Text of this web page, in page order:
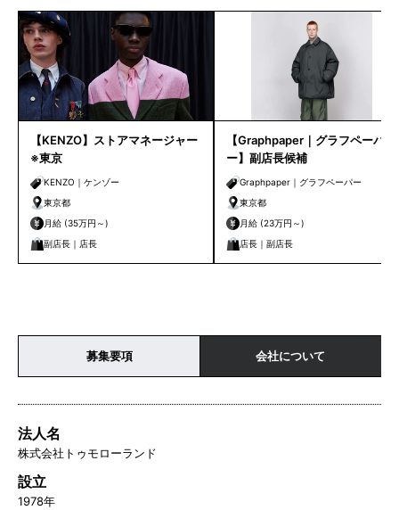
【KENZO】ストアマネージャー
※東京
KENZO｜ケンゾー
東京都
月給 (35万円～)
副店長｜店長
【Graphpaper｜グラフペーパ
ー】副店長候補
Graphpaper｜グラフペーパー
東京都
月給 (23万円～)
店長｜副店長
募集要項 会社について
法人名
株式会社トゥモローランド
設立
1978年